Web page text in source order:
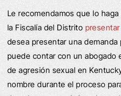
Le recomendamos que lo
la Fiscalía del Distrito
desea presentar una demanda
puede contar con un abogado
de agresión sexual en
nombre durante el proceso